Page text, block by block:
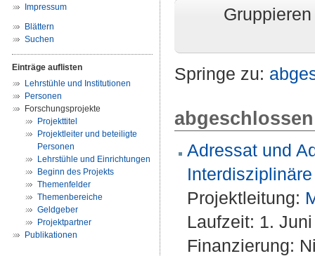
Impressum
Blättern
Suchen
Einträge auflisten
Lehrstühle und Institutionen
Personen
Forschungsprojekte
Projekttitel
Projektleiter und beteiligte
Personen
Lehrstühle und Einrichtungen
Beginn des Projekts
Themenfelder
Themenbereiche
Geldgeber
Projektpartner
Publikationen
Springe zu:
abgeschlossen
Adressat und
Projektleitung:
Laufzeit: 1.
Finanzierung: